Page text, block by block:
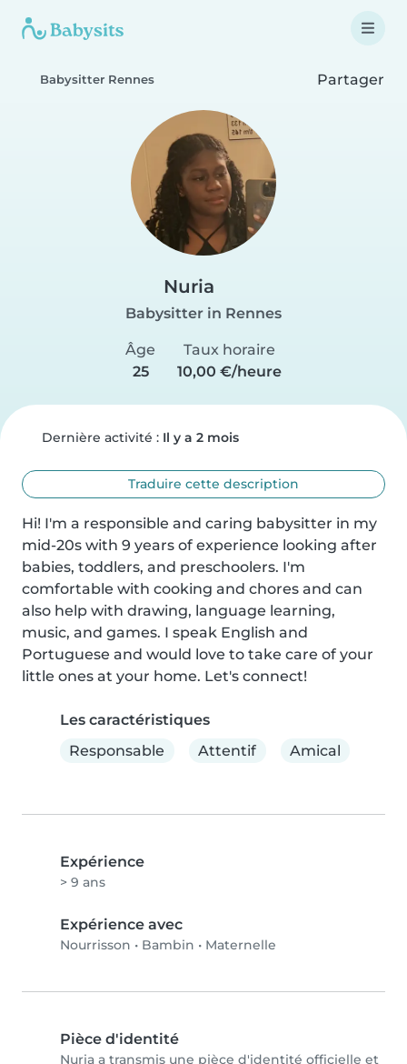
Babysitter Rennes Partager
Nuria
Babysitter in Rennes
Âge
25
Taux horaire
10,00 €/heure
Dernière activité : Il y a 2 mois
Traduire cette description
Hi! I'm a responsible and caring babysitter in my
mid-20s with 9 years of experience looking after
babies, toddlers, and preschoolers. I'm
comfortable with cooking and chores and can
also help with drawing, language learning,
music, and games. I speak English and
Portuguese and would love to take care of your
little ones at your home. Let's connect!
Les caractéristiques
Responsable
Attentif Amical
Expérience
> 9 ans
Expérience avec
Nourrisson • Bambin • Maternelle
Pièce d'identité
Nuria a transmis une pièce d'identité officielle et